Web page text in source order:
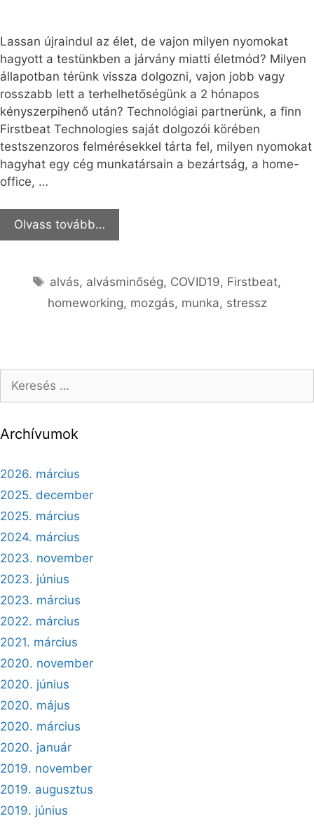
Lassan újraindul az élet, de vajon milyen nyomokat
hagyott a testünkben a járvány miatti életmód? Milyen
állapotban térünk vissza dolgozni, vajon jobb vagy
rosszabb lett a terhelhetőségünk a 2 hónapos
kényszerpihenő után? Technológiai partnerünk, a finn
Firstbeat Technologies saját dolgozói körében
testszenzoros felmérésekkel tárta fel, milyen nyomokat
hagyhat egy cég munkatársain a bezártság, a home-
office, …
Olvass tovább…
alvás, alvásminőség, COVID19, Firstbeat,
homeworking, mozgás, munka, stressz
Archívumok
2026. március
2025. december
2025. március
2024. március
2023. november
2023. június
2023. március
2022. március
2021. március
2020. november
2020. június
2020. május
2020. március
2020. január
2019. november
2019. augusztus
2019. június